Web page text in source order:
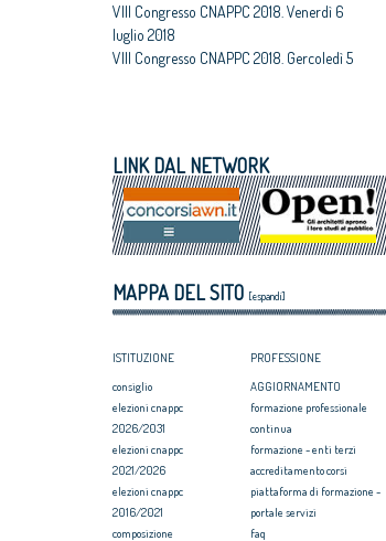
VIII Congresso CNAPPC 2018. Venerdì 6
luglio 2018
VIII Congresso CNAPPC 2018. Gercoledì 5
luglio 2018
VIII Congresso CNAPPC 2018. Domenica 1
luglio 2018
LINK DAL NETWORK
MAPPA DEL SITO [espandi]
ISTITUZIONE
consiglio
elezioni cnappc
2026/2031
elezioni cnappc
2021/2026
elezioni cnappc
2016/2021
composizione
PROFESSIONE
AGGIORNAMENTO
formazione professionale
continua
formazione - enti terzi
accreditamento corsi
piattaforma di formazione -
portale servizi
faq